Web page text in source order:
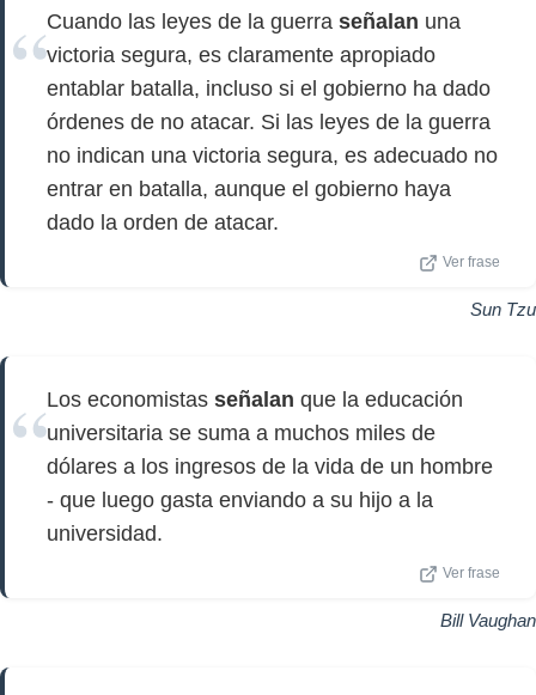
Cuando las leyes de la guerra señalan una
victoria segura, es claramente apropiado
entablar batalla, incluso si el gobierno ha dado
órdenes de no atacar. Si las leyes de la guerra
no indican una victoria segura, es adecuado no
entrar en batalla, aunque el gobierno haya
dado la orden de atacar.
Ver frase
Sun Tzu
Los economistas señalan que la educación
universitaria se suma a muchos miles de
dólares a los ingresos de la vida de un hombre
- que luego gasta enviando a su hijo a la
universidad.
Ver frase
Bill Vaughan